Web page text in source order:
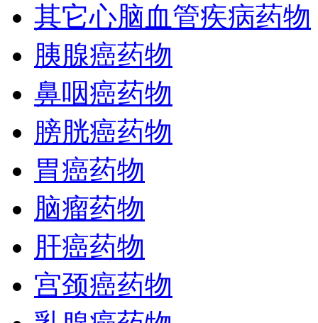
其它心脑血管疾病药物
胰腺癌药物
鼻咽癌药物
膀胱癌药物
胃癌药物
脑瘤药物
肝癌药物
宫颈癌药物